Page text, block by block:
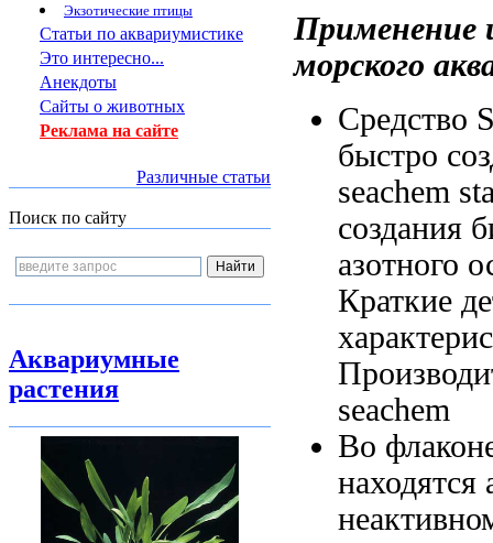
Экзотические птицы
Статьи по аквариумистике
Это интересно...
Анекдоты
Сайты о животных
Реклама на сайте
Различные статьи
Поиск по сайту
Аквариумные
растения
Применение
морского
Средство
быстро
seachem
создания
азотного
Краткие
seachem
Во
находятся